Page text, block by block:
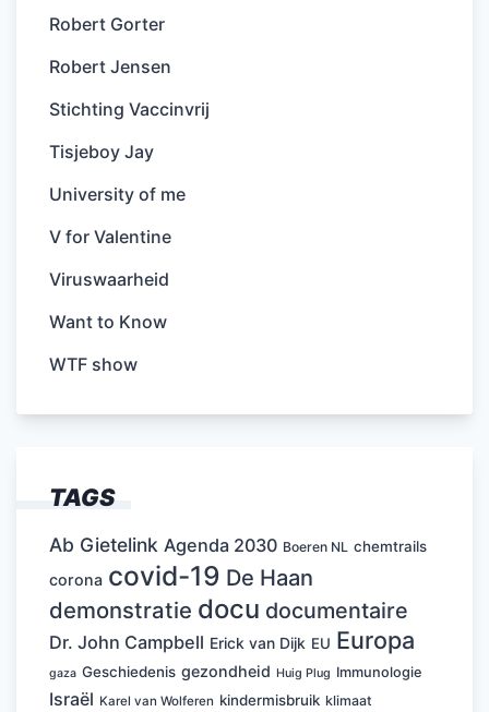
Robert Gorter
Robert Jensen
Stichting Vaccinvrij
Tisjeboy Jay
University of me
V for Valentine
Viruswaarheid
Want to Know
WTF show
TAGS
Ab Gietelink Agenda 2030 Boeren NL chemtrails
corona covid-19 De Haan
demonstratie docu documentaire
Dr. John Campbell Erick van Dijk EU Europa
gaza Geschiedenis gezondheid Huig Plug Immunologie
Israël Karel van Wolferen kindermisbruik klimaat